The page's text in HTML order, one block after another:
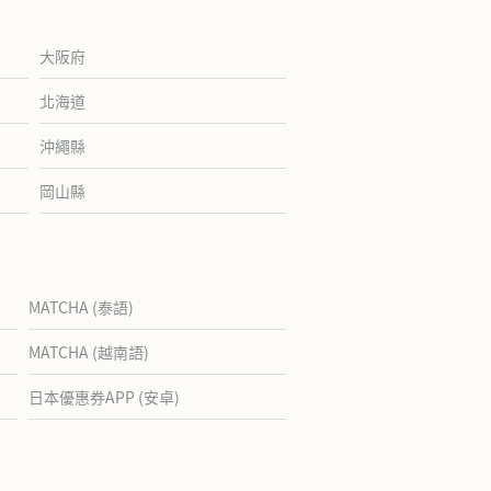
大阪府
北海道
沖繩縣
岡山縣
MATCHA (泰語)
MATCHA (越南語)
日本優惠券APP (安卓)